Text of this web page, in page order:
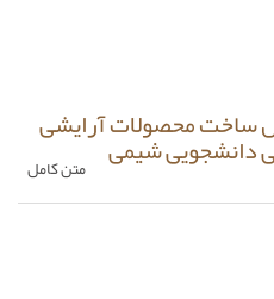
ساخت محصولات آرایشی
دانشجویی شیمی متن کامل